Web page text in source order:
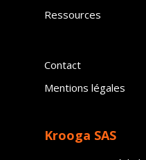
Ressources
Contact
Mentions légales
Krooga SAS